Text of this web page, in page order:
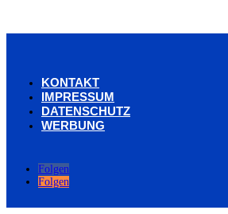
KONTAKT
IMPRESSUM
DATENSCHUTZ
WERBUNG
Folgen
Folgen